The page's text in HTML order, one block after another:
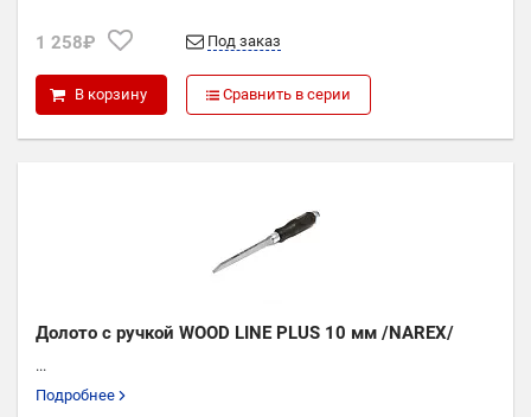
1 258₽ Под заказ
В корзину Сравнить в серии
Долото с ручкой WOOD LINE PLUS 10 мм /NAREX/
...
Подробнее